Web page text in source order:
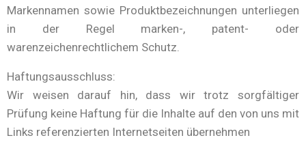
Markennamen sowie Produktbezeichnungen unterliegen
in der Regel marken-, patent- oder
warenzeichenrechtlichem Schutz.
Haftungsausschluss:
Wir weisen darauf hin, dass wir trotz sorgfältiger
Prüfung keine Haftung für die Inhalte auf den von uns mit
Links referenzierten Internetseiten übernehmen